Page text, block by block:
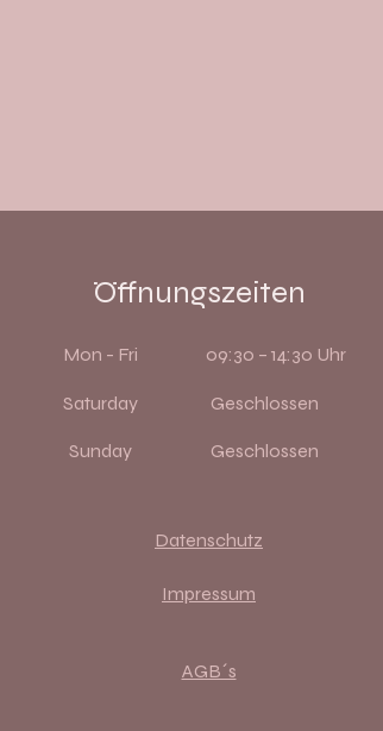
Öffnungszeiten
Mon - Fri 09:30 – 14:30 Uhr
Saturday Geschlossen
​Sunday Geschlossen
Datenschutz
Impressum
AGB´s